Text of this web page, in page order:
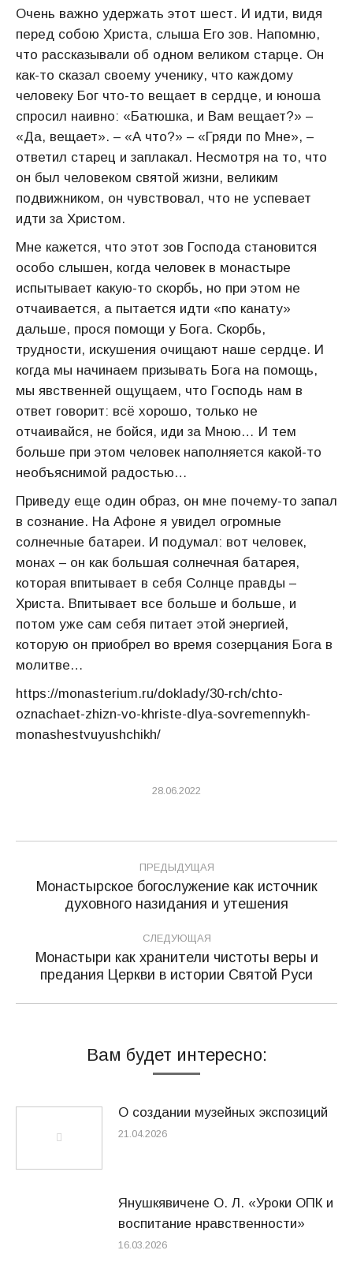
Очень важно удержать этот шест. И идти, видя
перед собою Христа, слыша Его зов. Напомню,
что рассказывали об одном великом старце. Он
как-то сказал своему ученику, что каждому
человеку Бог что-то вещает в сердце, и юноша
спросил наивно: «Батюшка, и Вам вещает?» –
«Да, вещает». – «А что?» – «Гряди по Мне», –
ответил старец и заплакал. Несмотря на то, что
он был человеком святой жизни, великим
подвижником, он чувствовал, что не успевает
идти за Христом.
Мне кажется, что этот зов Господа становится
особо слышен, когда человек в монастыре
испытывает какую-то скорбь, но при этом не
отчаивается, а пытается идти «по канату»
дальше, прося помощи у Бога. Скорбь,
трудности, искушения очищают наше сердце. И
когда мы начинаем призывать Бога на помощь,
мы явственней ощущаем, что Господь нам в
ответ говорит: всё хорошо, только не
отчаивайся, не бойся, иди за Мною… И тем
больше при этом человек наполняется какой-то
необъяснимой радостью…
Приведу еще один образ, он мне почему-то запал
в сознание. На Афоне я увидел огромные
солнечные батареи. И подумал: вот человек,
монах – он как большая солнечная батарея,
которая впитывает в себя Солнце правды –
Христа. Впитывает все больше и больше, и
потом уже сам себя питает этой энергией,
которую он приобрел во время созерцания Бога в
молитве…
https://monasterium.ru/doklady/30-rch/chto-
oznachaet-zhizn-vo-khriste-dlya-sovremennykh-
monashestvuyushchikh/
28.06.2022
Навигация
по
записям
ПРЕДЫДУЩАЯ
Предыдущая
Монастырское богослужение как источник
духовного назидания и утешения
СЛЕДУЮЩАЯ
Следующая
запись:
Монастыри как хранители чистоты веры и
предания Церкви в истории Святой Руси
Вам будет интересно:
О создании музейных экспозиций
21.04.2026
Янушкявичене О. Л. «Уроки ОПК и
воспитание нравственности»
16.03.2026